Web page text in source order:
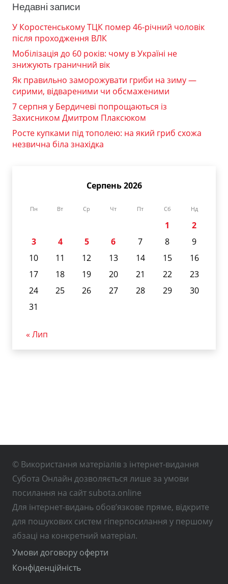
Недавні записи
У Коростенському ТЦК помер 46-річний чоловік
після проходження ВЛК
Мобілізація до 60 років: чому в Україні не
знижують граничний вік
Як правильно заморожувати гриби на зиму —
сирими, відвареними чи обсмаженими
7 серпня у Бердичеві попрощаються із
Захисником Дмитром Плаксюком
Росте купками під тополею: на який гриб схожа
незвична біла знахідка
Серпень 2026
Пн Вт Ср Чт Пт Сб Нд
1
2
3
4 5 6 7 8
9
10
11 12 13 14 15
16
17
18 19 20 21 22
23
24
25 26 27 28 29
30
31
« Лип
© Використання матеріалів з інтернет-видання
Субота Онлайн дозволяється лише за умови
посилання на сайт subota.online
Для інтернет-видань обов’язкове пряме, відкрите
для пошукових систем гіперпосилання у першому
абзаці на конкретний матеріал.
Умови договору оферти
Конфіденційність